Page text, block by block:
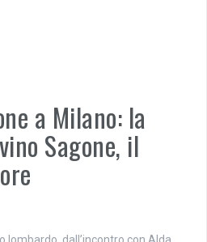
a Milano: la
Sagone, il